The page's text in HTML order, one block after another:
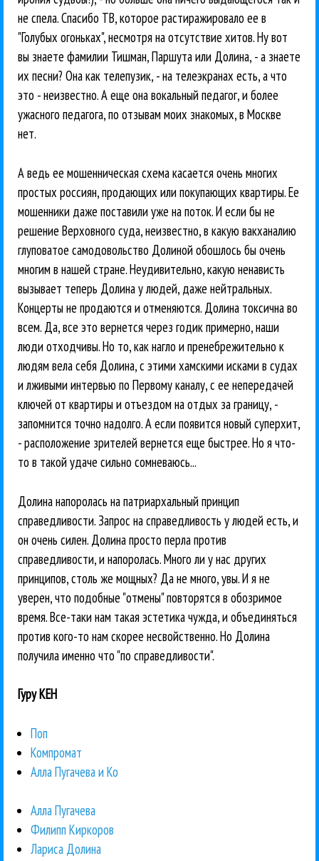
не спела. Спасибо ТВ, которое растиражировало ее в
"Голубых огоньках", несмотря на отсутствие хитов. Ну вот
вы знаете фамилии Тишман, Паршута или Долина, - а знаете
их песни? Она как телепузик, - на телеэкранах есть, а что
это - неизвестно. А еще она вокальный педагог, и более
ужасного педагога, по отзывам моих знакомых, в Москве
нет.
А ведь ее мошенническая схема касается очень многих
простых россиян, продающих или покупающих квартиры. Ее
мошенники даже поставили уже на поток. И если бы не
решение Верховного суда, неизвестно, в какую вакханалию
глуповатое самодовольство Долиной обошлось бы очень
многим в нашей стране. Неудивительно, какую ненависть
вызывает теперь Долина у людей, даже нейтральных.
Концерты не продаются и отменяются. Долина токсична во
всем. Да, все это вернется через годик примерно, наши
люди отходчивы. Но то, как нагло и пренебрежительно к
людям вела себя Долина, с этими хамскими исками в судах
и лживыми интервью по Первому каналу, с ее непередачей
ключей от квартиры и отъездом на отдых за границу, -
запомнится точно надолго. А если появится новый суперхит,
- расположение зрителей вернется еще быстрее. Но я что-
то в такой удаче сильно сомневаюсь...
Долина напоролась на патриархальный принцип
справедливости. Запрос на справедливость у людей есть, и
он очень силен. Долина просто перла против
справедливости, и напоролась. Много ли у нас других
принципов, столь же мощных? Да не много, увы. И я не
уверен, что подобные "отмены" повторятся в обозримое
время. Все-таки нам такая эстетика чужда, и объединяться
против кого-то нам скорее несвойственно. Но Долина
получила именно что "по справедливости".
Гуру КЕН
Поп
Компромат
Алла Пугачева и Ко
Алла Пугачева
Филипп Киркоров
Лариса Долина